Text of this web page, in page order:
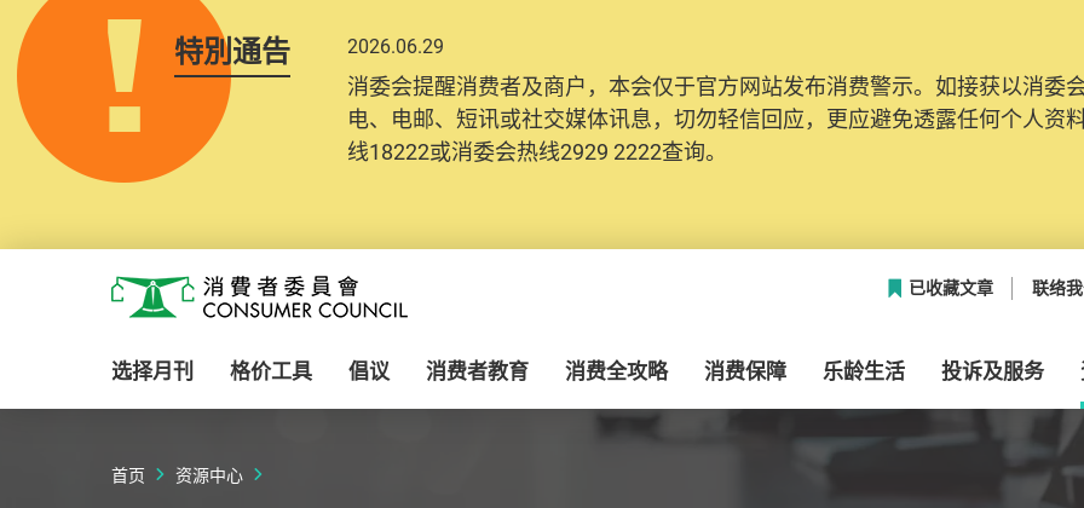
特別通告 2026.06.29
消委会提醒消费者及商户，本会仅于官方网站发布消费警示。如接获以消委
电、电邮、短讯或社交媒体讯息，切勿轻信回应，更应避免透露任何个人资
线18222或消委会热线2929 2222查询。
2025.10.31
为提升使用者体验及网络安全，本会的投诉处理系统已经进行升级及推出
消费者需要提供基本联络资料（包括姓名、电邮及电话）注册帐户，才可提
纪录将清晰整合于帐户中，方便日后作出跟进。
消费者委员会
已收藏文章 联络
选择月刊 格价工具 倡议 消费者教育 消费全攻略 消费保障 乐龄生活 投诉及服务
首页 资源中心